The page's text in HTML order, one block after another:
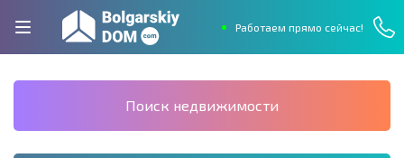
Работаем прямо сейчас!
Поиск недвижимости